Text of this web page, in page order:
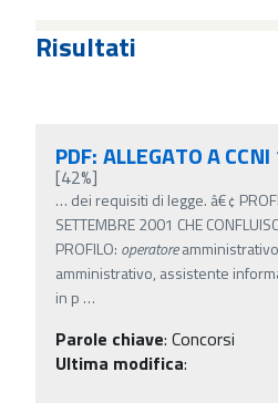
Risultati
PDF: ALLEGATO A
[42%]
… dei requisiti di legge. â€¢
SETTEMBRE 2001 CHE
PROFILO: operatore
amministrativo, assistente
in p …
Parole chiave: Concorsi
Ultima modifica: